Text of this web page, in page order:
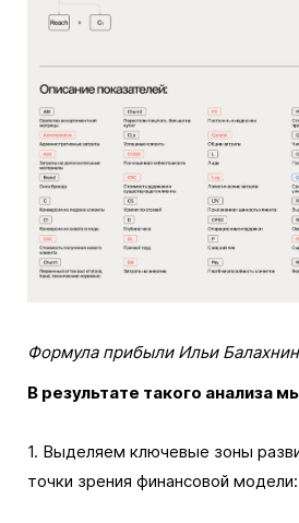
Формула прибыли Ильи
В результате такого анализа
1. Выделяем ключевые зоны
точки зрения финансовой модели: